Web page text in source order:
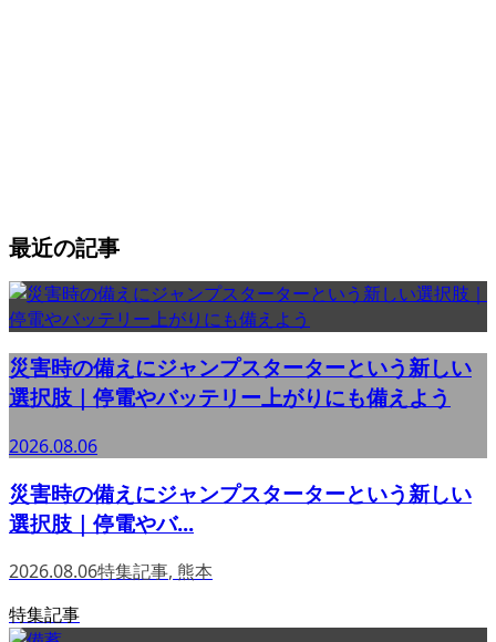
最近の記事
災害時の備えにジャンプスターターという新しい
選択肢｜停電やバッテリー上がりにも備えよう
2026.08.06
災害時の備えにジャンプスターターという新しい
選択肢｜停電やバ...
2026.08.06特集記事, 熊本
特集記事